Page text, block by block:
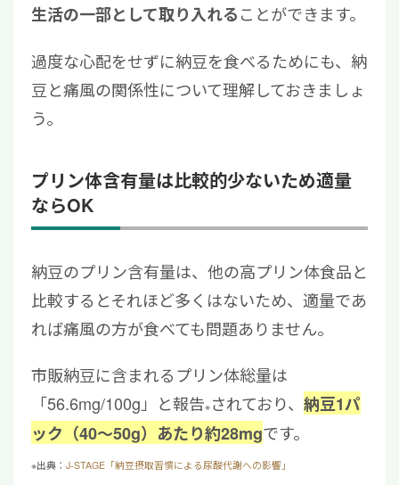
生活の一部として取り入れることができます。
過度な心配をせずに納豆を食べるためにも、納
豆と痛風の関係性について理解しておきましょ
う。
プリン体含有量は比較的少ないため適量
ならOK
納豆のプリン含有量は、他の高プリン体食品と
比較するとそれほど多くはないため、適量であ
れば痛風の方が食べても問題ありません。
市販納豆に含まれるプリン体総量は
「56.6mg/100g」と報告※ されており、 納豆1パ
ック（40〜50g）あたり約28mgです。
※出典： J-STAGE「納豆摂取習慣による尿酸代謝への影響」